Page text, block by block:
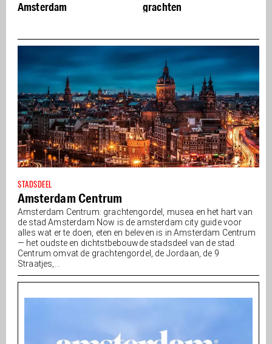
Amsterdam
grachten
STADSDEEL
Amsterdam Centrum
Amsterdam Centrum: grachtengordel, musea en het hart van
de stad Amsterdam Now is de amsterdam city guide voor
alles wat er te doen, eten en beleven is in Amsterdam Centrum
— het oudste en dichtstbebouwde stadsdeel van de stad.
Centrum omvat de grachtengordel, de Jordaan, de 9
Straatjes,...